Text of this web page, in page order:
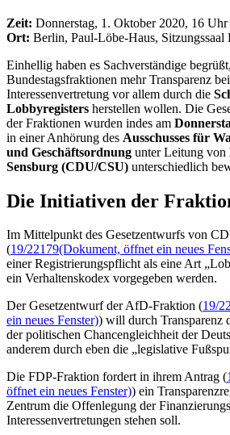
Zeit: Donnerstag, 1. Oktober 2020, 16 Uhr
Ort: Berlin, Paul-Löbe-Haus, Sitzungssaal
Einhellig haben es Sachverständige
Bundestagsfraktionen mehr Transparenz
Interessenvertretung vor allem durch die
Lobbyregisters herstellen wollen. Die
der Fraktionen wurden indes am
in einer Anhörung des Ausschusses für
und Geschäftsordnung unter Leitung von
Sensburg (CDU/CSU) unterschiedlich
Die Initiativen der
Im Mittelpunkt des Gesetzentwurfs von
(19/22179(Dokument, öffnet ein neues
einer Registrierungspflicht als eine Art
ein Verhaltenskodex vorgegeben werden.
Der Gesetzentwurf der AfD-Fraktion (19/
ein neues Fenster)) will durch Transparenz
der politischen Chancengleichheit der
anderem durch eben die „legislative
Die FDP-Fraktion fordert in ihrem Antrag (
öffnet ein neues Fenster)) ein
Zentrum die Offenlegung der
Interessenvertretungen stehen soll.